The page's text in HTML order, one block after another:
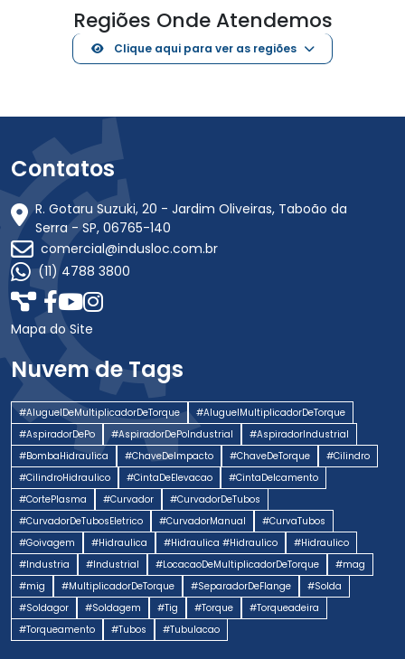
Regiões Onde Atendemos
Clique aqui para ver as regiões
Contatos
R. Gotaru Suzuki, 20 - Jardim Oliveiras, Taboão da
Serra - SP, 06765-140
comercial@indusloc.com.br
(11) 4788 3800
Mapa do Site
Nuvem de Tags
#AluguelDeMultiplicadorDeTorque
#AluguelMultiplicadorDeTorque
#AspiradorDePo
#AspiradorDePoIndustrial
#AspiradorIndustrial
#BombaHidraulica
#ChaveDeImpacto #ChaveDeTorque
#Cilindro
#CilindroHidraulico
#CintaDeElevacao
#CintaDeIcamento
#CortePlasma
#Curvador
#CurvadorDeTubos
#CurvadorDeTubosEletrico
#CurvadorManual
#CurvaTubos
#Goivagem
#Hidraulica #Hidraulica #Hidraulico
#Hidraulico
#Industria
#Industrial #LocacaoDeMultiplicadorDeTorque
#mag
#mig
#MultiplicadorDeTorque #SeparadorDeFlange
#Solda
#Soldagor
#Soldagem #Tig #Torque
#Torqueadeira
#Torqueamento
#Tubos #Tubulacao